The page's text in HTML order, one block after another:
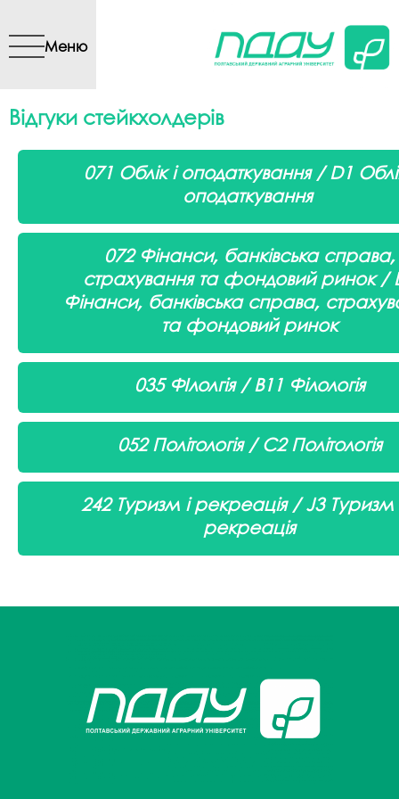
вмісту
Меню
Відгуки стейкхолдерів
071 Облік і оподаткування / D1
оподаткування
072 Фінанси, банківська справа,
страхування та фондовий ринок /
Фінанси, банківська справа,
та фондовий ринок
035 ФІлолгія / В11 Філологія
052 Політологія / С2 Політологія
242 Туризм і рекреація / J3 Туризм
рекреація